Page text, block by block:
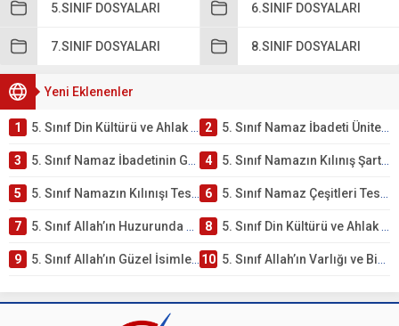
5.SINIF DOSYALARI 6.SINIF DOSYALARI
7.SINIF DOSYALARI 8.SINIF DOSYALARI
Yeni Eklenenler
1 5. Sınıf Din Kültürü ve Ahlak Bilgisi 2. Ünite: Namaz İbadeti Çalışmaları 2 5. Sınıf Namaz İbadeti Ünite Testi – Online Çöz
3 5. Sınıf Namaz İbadetinin Getirdiği Faydalar Testi 4 5. Sınıf Namazın Kılınış Şartları Testi
5 5. Sınıf Namazın Kılınışı Testi – Online Çöz 6 5. Sınıf Namaz Çeşitleri Testi – Online Çöz
7 5. Sınıf Allah’ın Huzurunda Olmak – Namaz İbadeti Testi 8 5. Sınıf Din Kültürü ve Ahlak Bilgisi 1. Ünite: Allah İnancı Çalışmaları
9 5. Sınıf Allah’ın Güzel İsimleri Testi – Online Çöz 10 5. Sınıf Allah’ın Varlığı ve Birliği Testi – Online Çöz